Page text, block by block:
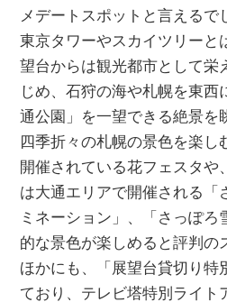
メデートスポットと言えるで
東京タワーやスカイツリーと
望台からは観光都市として栄
じめ、石狩の海や札幌を東西
通公園」を一望できる絶景を
四季折々の札幌の景色を楽し
開催されている花フェスタや
は大通エリアで開催される「
ミネーション」、「さっぽろ
的な景色が楽しめると評判の
ほかにも、「展望台貸切り特
ており、テレビ塔特別ライト